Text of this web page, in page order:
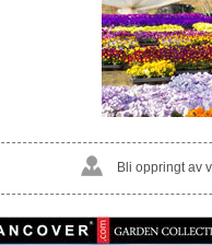
Bli oppringt av